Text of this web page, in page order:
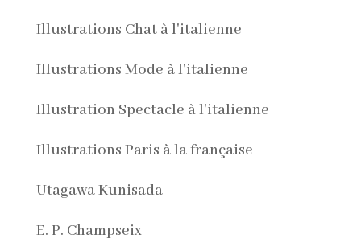
Illustrations Chat à l'italienne
Illustrations Mode à l'italienne
Illustration Spectacle à l'italienne
Illustrations Paris à la française
Utagawa Kunisada
E. P. Champseix